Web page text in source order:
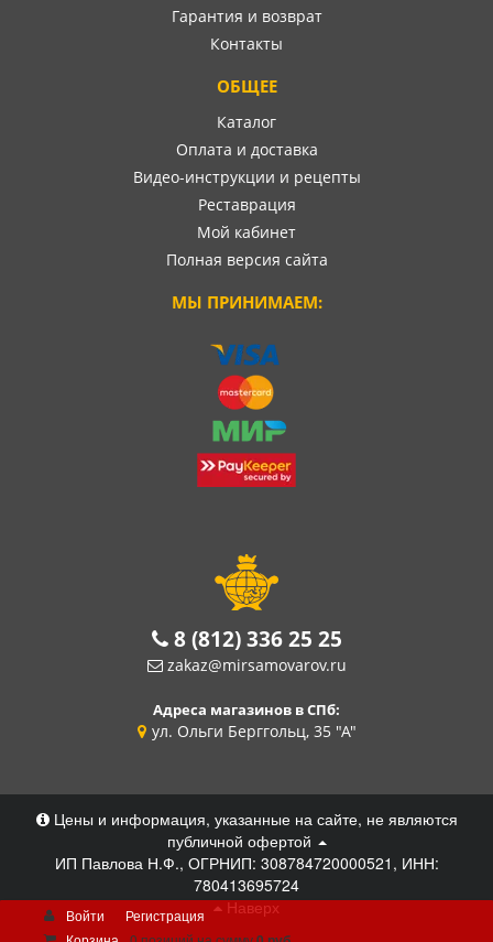
Гарантия и возврат
Контакты
ОБЩЕЕ
Каталог
Оплата и доставка
Видео-инструкции и рецепты
Реставрация
Мой кабинет
Полная версия сайта
МЫ ПРИНИМАЕМ:
8 (812) 336 25 25
zakaz@mirsamovarov.ru
Адреса магазинов в СПб:
ул. Ольги Берггольц, 35 "А"
Цены и информация, указанные на сайте, не являются
публичной офертой
ИП Павлова Н.Ф., ОГРНИП: 308784720000521, ИНН:
780413695724
Наверх
Войти
Регистрация